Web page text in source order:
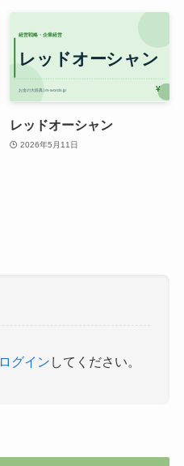
レッドオーシャン
2026年5月11日
ログイン してください。